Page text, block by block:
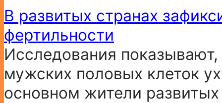
В развитых странах
фертильности
Исследования
мужских половых клеток
основном жители развитых